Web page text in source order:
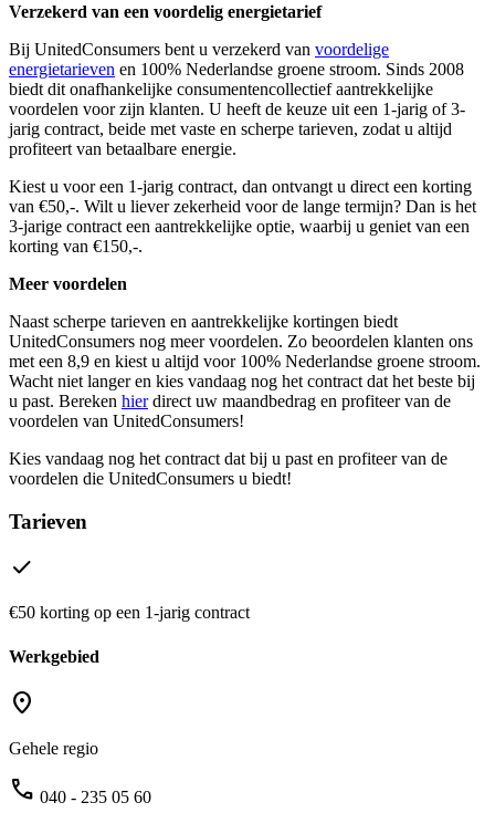
Verzekerd van een voordelig energietarief
Bij UnitedConsumers bent u verzekerd van voordelige
energietarieven en 100% Nederlandse groene stroom. Sinds 2008
biedt dit onafhankelijke consumentencollectief aantrekkelijke
voordelen voor zijn klanten. U heeft de keuze uit een 1-jarig of 3-
jarig contract, beide met vaste en scherpe tarieven, zodat u altijd
profiteert van betaalbare energie.
Kiest u voor een 1-jarig contract, dan ontvangt u direct een korting
van €50,-. Wilt u liever zekerheid voor de lange termijn? Dan is het
3-jarige contract een aantrekkelijke optie, waarbij u geniet van een
korting van €150,-.
Meer voordelen
Naast scherpe tarieven en aantrekkelijke kortingen biedt
UnitedConsumers nog meer voordelen. Zo beoordelen klanten ons
met een 8,9 en kiest u altijd voor 100% Nederlandse groene stroom.
Wacht niet langer en kies vandaag nog het contract dat het beste bij
u past. Bereken hierdirect uw maandbedrag en profiteer van de
voordelen van UnitedConsumers!
Kies vandaag nog het contract dat bij u past en profiteer van de
voordelen die UnitedConsumers u biedt!
Tarieven
check
€50 korting op een 1-jarig contract
Werkgebied
location_on
Gehele regio
phone 040 - 235 05 60